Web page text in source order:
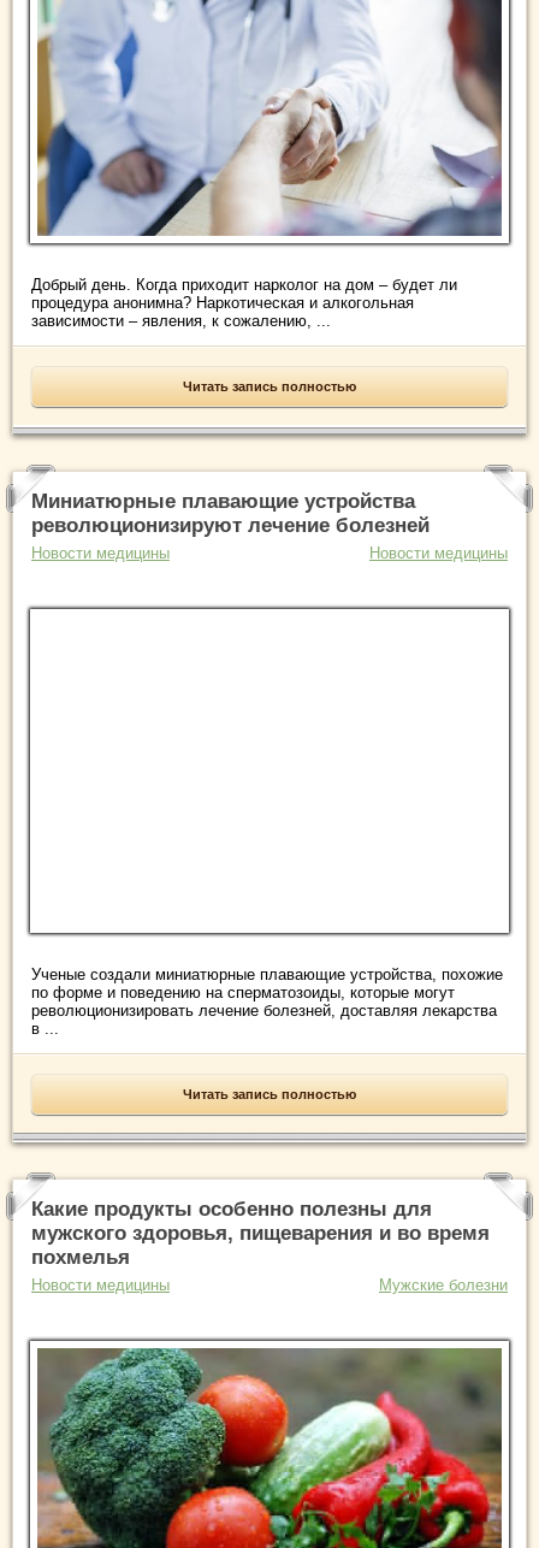
Добрый день. Когда приходит нарколог на дом – будет ли
процедура анонимна? Наркотическая и алкогольная
зависимости – явления, к сожалению, ...
Читать запись полностью
Миниатюрные плавающие устройства
революционизируют лечение болезней
Новости медицины Новости медицины
Ученые создали миниатюрные плавающие устройства, похожие
по форме и поведению на сперматозоиды, которые могут
революционизировать лечение болезней, доставляя лекарства
в ...
Читать запись полностью
Какие продукты особенно полезны для
мужского здоровья, пищеварения и во время
похмелья
Новости медицины Мужские болезни